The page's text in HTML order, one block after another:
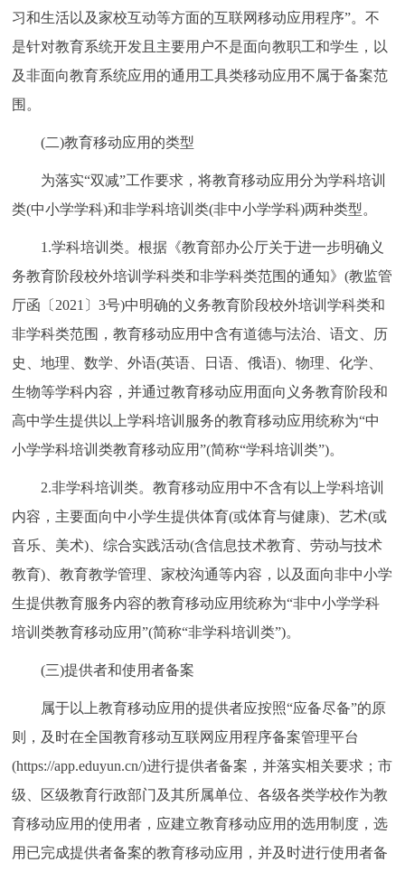
习和生活以及家校互动等方面的互联网移动应用程序”。不
是针对教育系统开发且主要用户不是面向教职工和学生，以
及非面向教育系统应用的通用工具类移动应用不属于备案范
围。
(二)教育移动应用的类型
为落实“双减”工作要求，将教育移动应用分为学科培训
类(中小学学科)和非学科培训类(非中小学学科)两种类型。
1.学科培训类。根据《教育部办公厅关于进一步明确义
务教育阶段校外培训学科类和非学科类范围的通知》(教监管
厅函〔2021〕3号)中明确的义务教育阶段校外培训学科类和
非学科类范围，教育移动应用中含有道德与法治、语文、历
史、地理、数学、外语(英语、日语、俄语)、物理、化学、
生物等学科内容，并通过教育移动应用面向义务教育阶段和
高中学生提供以上学科培训服务的教育移动应用统称为“中
小学学科培训类教育移动应用”(简称“学科培训类”)。
2.非学科培训类。教育移动应用中不含有以上学科培训
内容，主要面向中小学生提供体育(或体育与健康)、艺术(或
音乐、美术)、综合实践活动(含信息技术教育、劳动与技术
教育)、教育教学管理、家校沟通等内容，以及面向非中小学
生提供教育服务内容的教育移动应用统称为“非中小学学科
培训类教育移动应用”(简称“非学科培训类”)。
(三)提供者和使用者备案
属于以上教育移动应用的提供者应按照“应备尽备”的原
则，及时在全国教育移动互联网应用程序备案管理平台
(https://app.eduyun.cn/)进行提供者备案，并落实相关要求；市
级、区级教育行政部门及其所属单位、各级各类学校作为教
育移动应用的使用者，应建立教育移动应用的选用制度，选
用已完成提供者备案的教育移动应用，并及时进行使用者备